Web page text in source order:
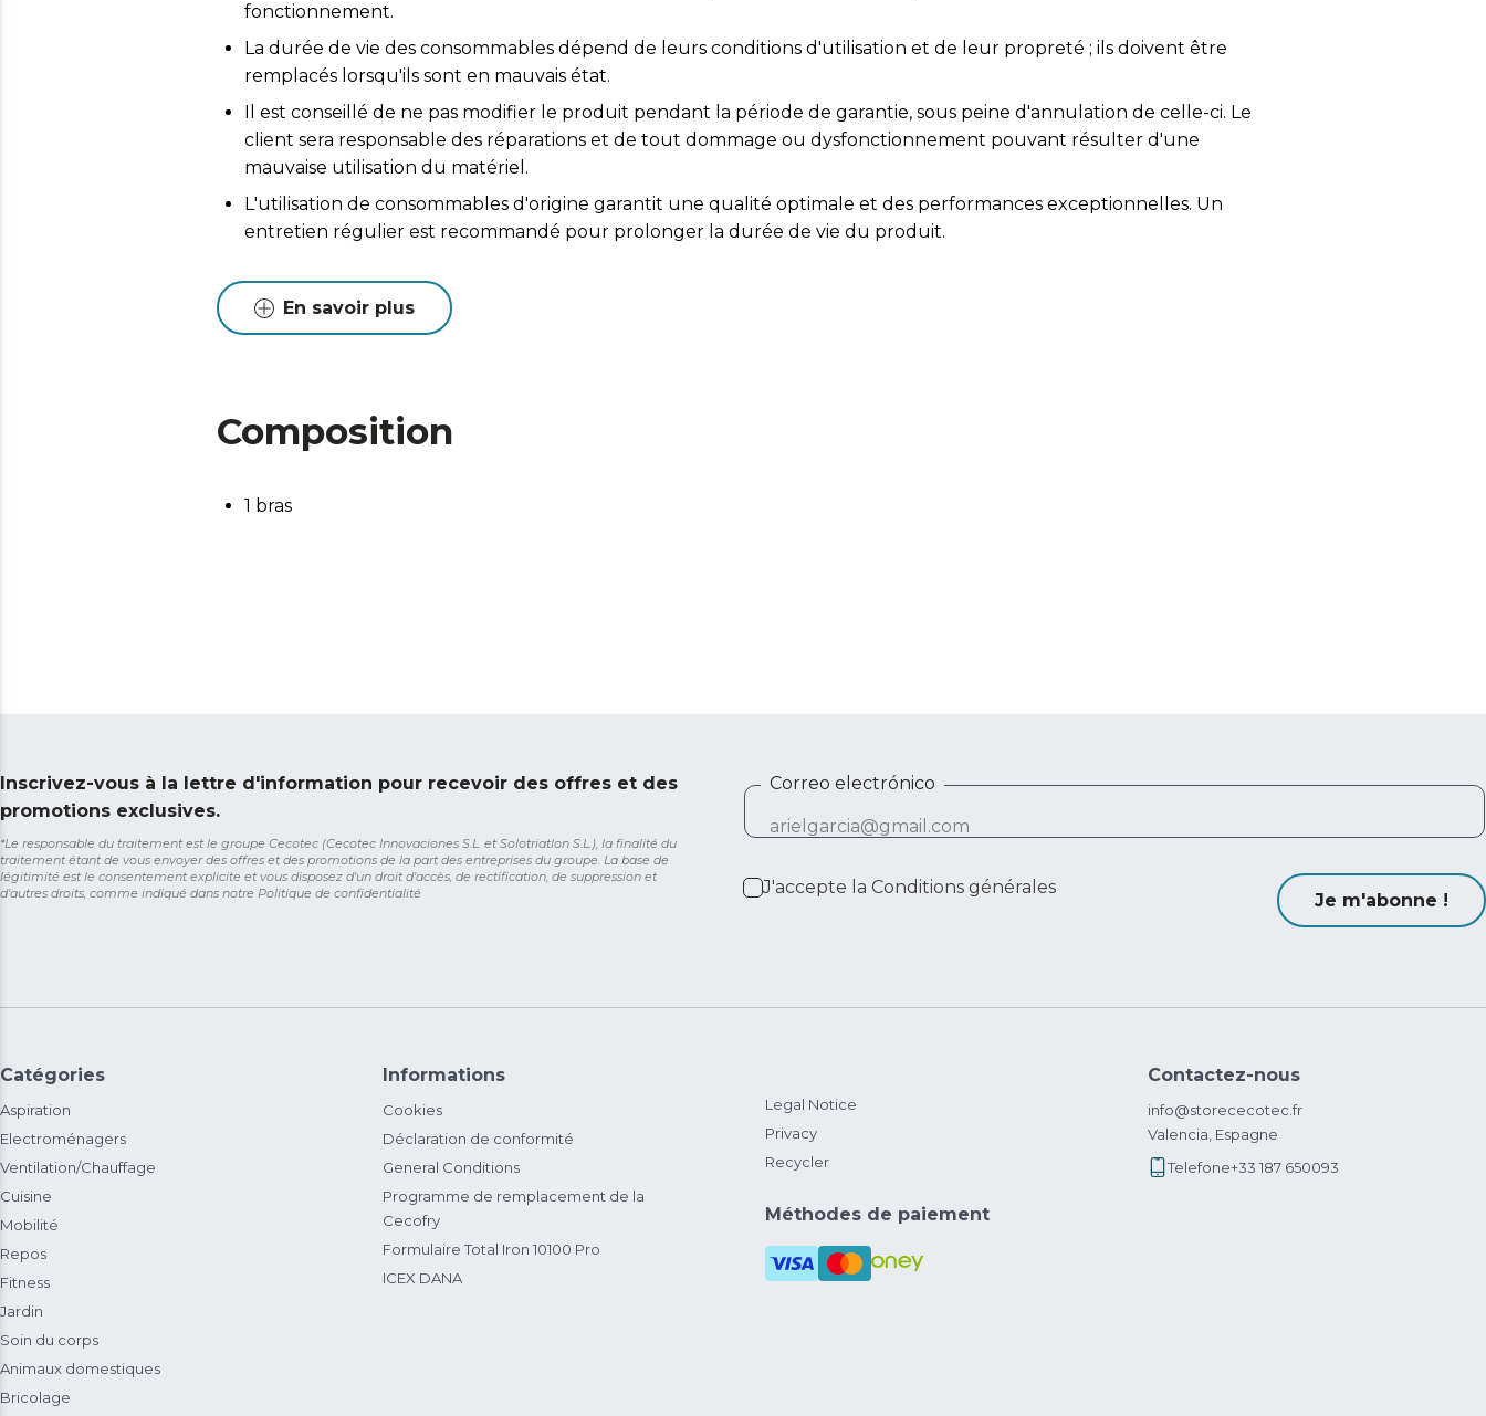
fonctionnement.
La durée de vie des consommables dépend de leurs conditions d'utilisation et de leur propreté ; ils doivent être
remplacés lorsqu'ils sont en mauvais état.
Il est conseillé de ne pas modifier le produit pendant la période de garantie, sous peine d'annulation de celle-ci. Le
client sera responsable des réparations et de tout dommage ou dysfonctionnement pouvant résulter d'une
mauvaise utilisation du matériel.
L'utilisation de consommables d'origine garantit une qualité optimale et des performances exceptionnelles. Un
entretien régulier est recommandé pour prolonger la durée de vie du produit.
En savoir plus
Composition
1 bras
Inscrivez-vous à la lettre d'information pour recevoir des offres et des
promotions exclusives.
*Le responsable du traitement est le groupe Cecotec (Cecotec Innovaciones S.L. et Solotriatlon S.L.), la finalité du
traitement étant de vous envoyer des offres et des promotions de la part des entreprises du groupe. La base de
légitimité est le consentement explicite et vous disposez d'un droit d'accès, de rectification, de suppression et
d'autres droits, comme indiqué dans notre Politique de confidentialité
Correo electrónico
J'accepte la Conditions générales
Je m'abonne !
Catégories
Aspiration
Electroménagers
Ventilation/Chauffage
Cuisine
Mobilité
Repos
Fitness
Jardin
Soin du corps
Animaux domestiques
Bricolage
Informations
Cookies
Déclaration de conformité
General Conditions
Programme de remplacement de la
Cecofry
Formulaire Total Iron 10100 Pro
ICEX DANA
Legal Notice
Privacy
Recycler
Méthodes de paiement
Contactez-nous
info@storececotec.fr
Valencia, Espagne
Telefone+33 187 650093